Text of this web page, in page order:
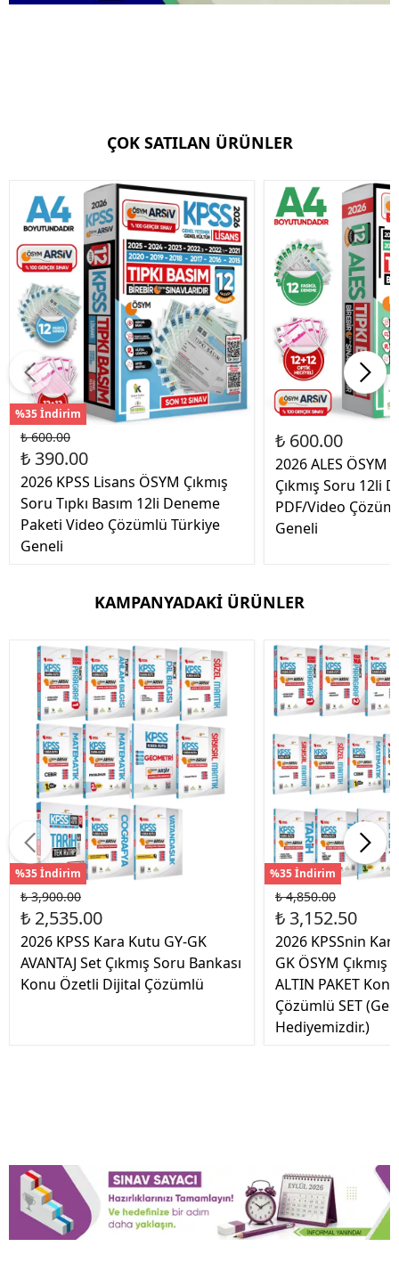
ÇOK SATILAN ÜRÜNLER
%35 İndirim
₺ 600.00
₺ 390.00
2026 KPSS Lisans ÖSYM Çıkmış
Soru Tıpkı Basım 12li Deneme
Paketi Video Çözümlü Türkiye
Geneli
₺ 600.00
2026 ALES ÖSYM
Çıkmış Soru 12li
PDF/Video
Geneli
KAMPANYADAKİ ÜRÜNLER
%35 İndirim
₺ 3,900.00
₺ 2,535.00
2026 KPSS Kara Kutu GY-GK
AVANTAJ Set Çıkmış Soru Bankası
Konu Özetli Dijital Çözümlü
%35 İndirim
₺ 4,850.00
₺ 3,152.50
2026 KPSSnin
GK ÖSYM Çıkmış
ALTIN PAKET
Çözümlü SET
Hediyemizdir.)